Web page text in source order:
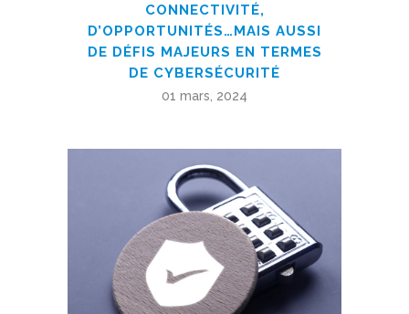
CONNECTIVITÉ,
D’OPPORTUNITÉS…MAIS AUSSI
DE DÉFIS MAJEURS EN TERMES
DE CYBERSÉCURITÉ
01 mars, 2024